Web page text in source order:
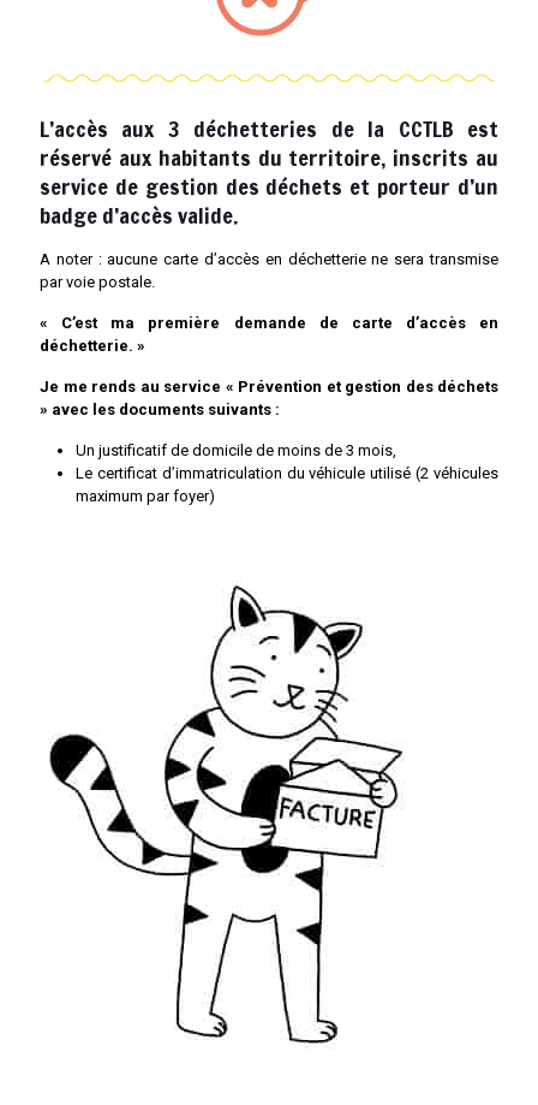
L’accès aux 3 déchetteries de la CCTLB est
réservé aux habitants du territoire, inscrits au
service de gestion des déchets et porteur d’un
badge d’accès valide.
A noter : aucune carte d’accès en déchetterie ne sera transmise
par voie postale.
« C’est ma première demande de carte d’accès en
déchetterie. »
Je me rends au service « Prévention et gestion des déchets
» avec les documents suivants :
Un justificatif de domicile de moins de 3 mois,
Le certificat d’immatriculation du véhicule utilisé (2 véhicules
maximum par foyer)